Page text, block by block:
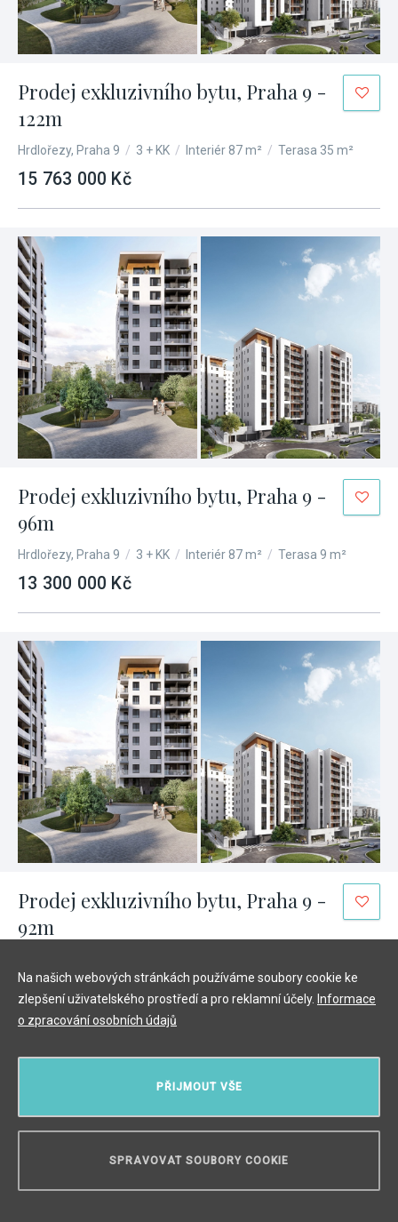
Prodej exkluzivního bytu, Praha 9 -
122m
Hrdlořezy, Praha 9 / 3 + KK / Interiér 87 m² / Terasa 35 m²
15 763 000 Kč
Prodej exkluzivního bytu, Praha 9 -
96m
Hrdlořezy, Praha 9 / 3 + KK / Interiér 87 m² / Terasa 9 m²
13 300 000 Kč
Prodej exkluzivního bytu, Praha 9 -
92m
12 690 000 Kč
PŘIJMOUT VŠE
SPRAVOVAT SOUBORY COOKIE
Na našich webových stránkách používáme soubory cookie ke
zlepšení uživatelského prostředí a pro reklamní účely. Informace
o zpracování osobních údajů